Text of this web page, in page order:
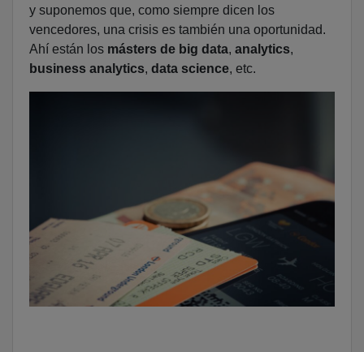
y suponemos que, como siempre dicen los
vencedores, una crisis es también una oportunidad.
Ahí están los másters de big data, analytics,
business analytics, data science, etc.